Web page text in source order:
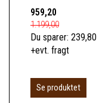
959,20
1.199,00
Du sparer: 239,80
+evt. fragt
Se produktet